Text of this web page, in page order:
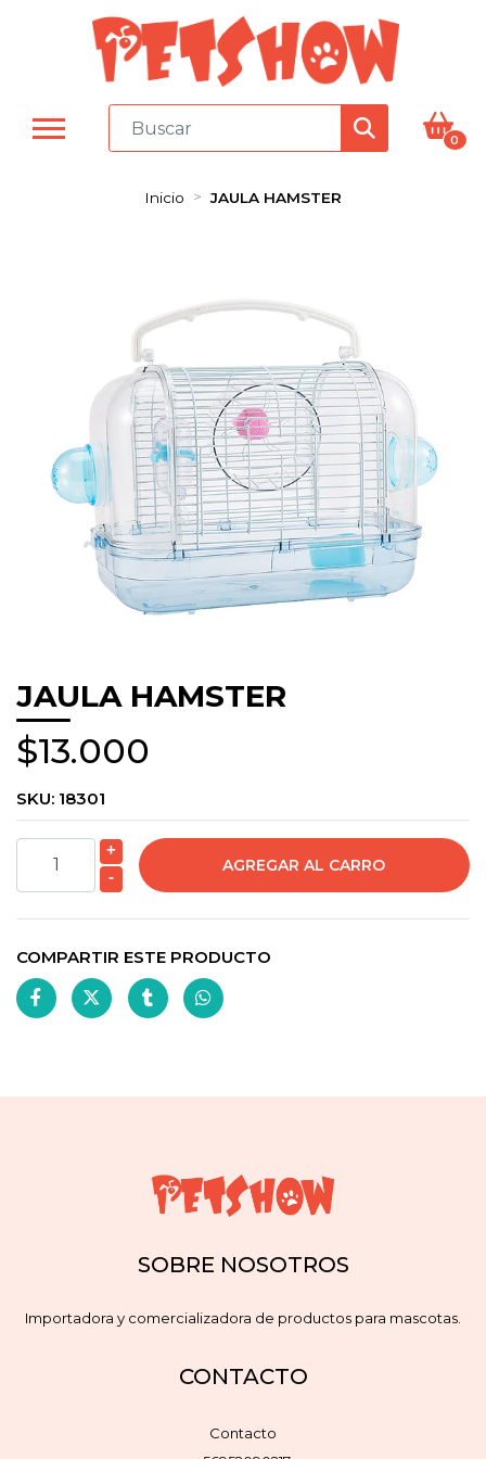
0
Inicio JAULA HAMSTER
JAULA HAMSTER
$13.000
SKU: 18301
+
-
COMPARTIR ESTE PRODUCTO
SOBRE NOSOTROS
Importadora y comercializadora de productos para mascotas.
CONTACTO
Contacto